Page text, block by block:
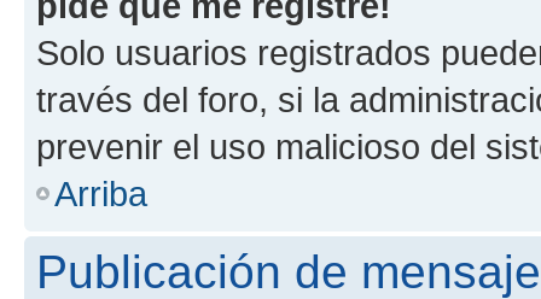
Solo usuarios registrados
través del foro, si la
prevenir el uso malicioso del
Arriba
Publicación de